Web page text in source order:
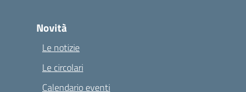
Novità
Le notizie
Le circolari
Calendario eventi